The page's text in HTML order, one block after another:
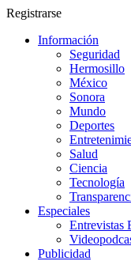
Registrarse
Información
Seguridad
Hermosillo
México
Sonora
Mundo
Deportes
Salud
Ciencia
Tecnología
Especiales
Entrevistas
Publicidad